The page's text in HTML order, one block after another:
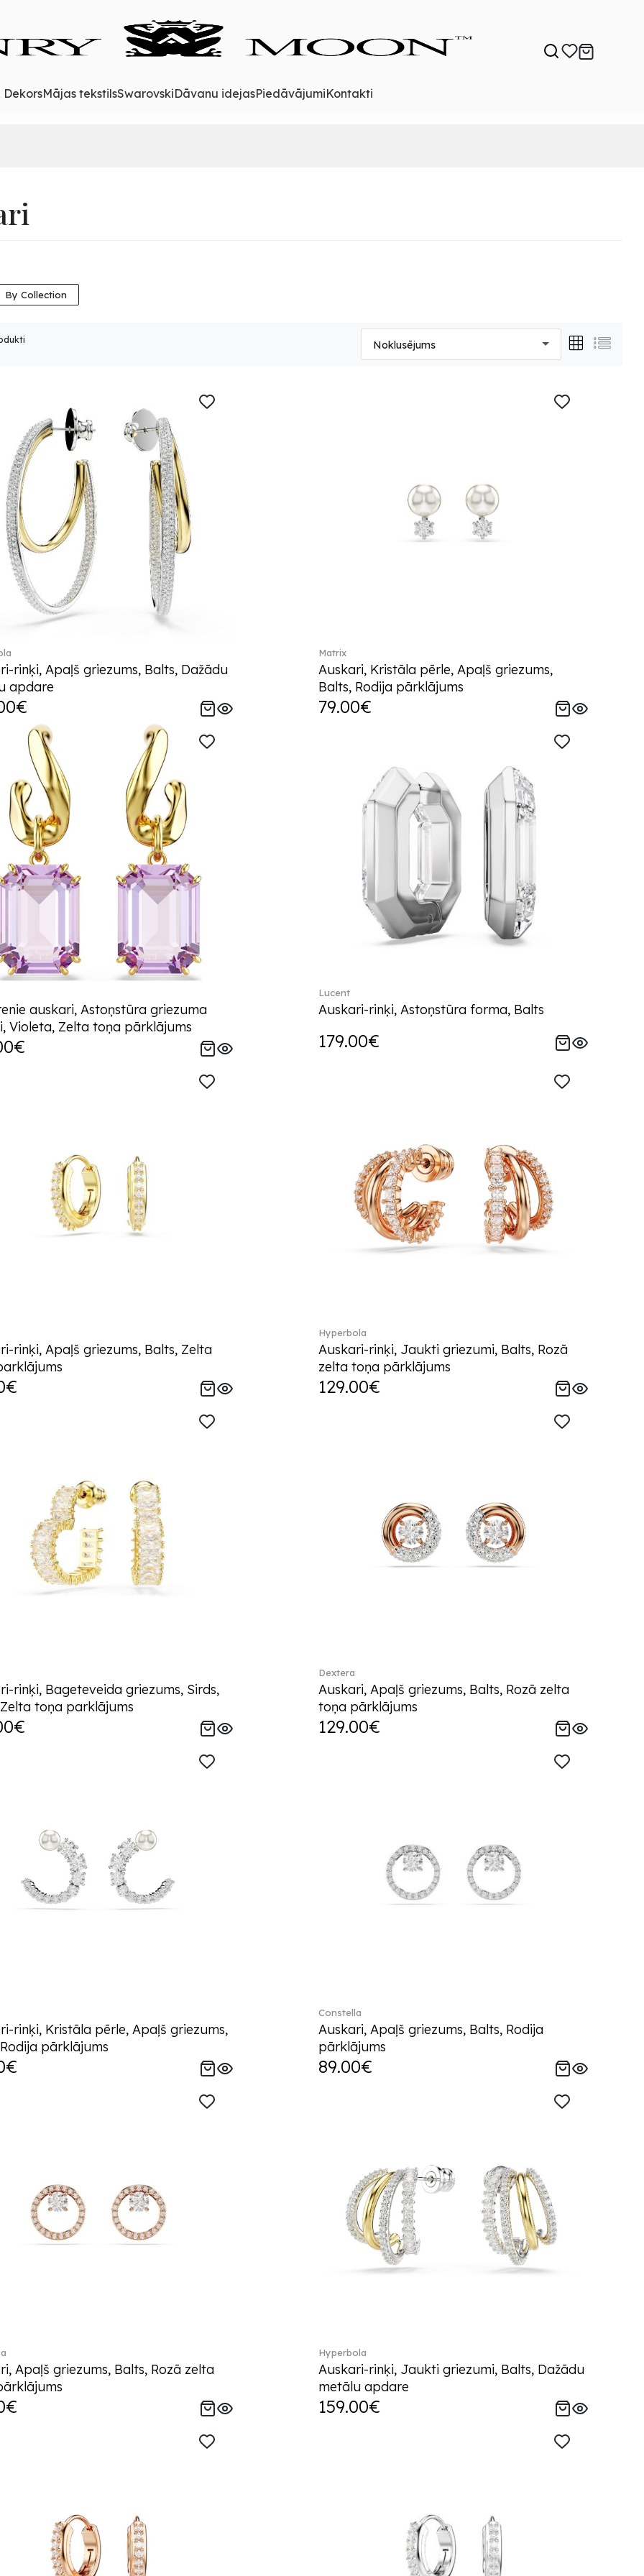
Mājas tekstilsSwarovskiDāvanu idejasPiedāvājumiKontakti
By Collection
rinķi, Apaļš griezums, Balts, Dažādu
apdare
Matrix
Auskari, Kristāla pērle, Apaļš griezums,
Balts, Rodija pārklājums
79.00€
auskari, Astoņstūra griezuma
Violeta, Zelta toņa pārklājums
Lucent
Auskari-rinķi, Astoņstūra forma, Balts
179.00€
rinķi, Apaļš griezums, Balts, Zelta
Hyperbola
Auskari-rinķi, Jaukti griezumi, Balts, Rozā
zelta toņa pārklājums
129.00€
rinķi, Bageteveida griezums, Sirds,
toņa parklājums
Dextera
Auskari, Apaļš griezums, Balts, Rozā zelta
toņa pārklājums
129.00€
rinķi, Kristāla pērle, Apaļš griezums,
pārklājums
Constella
Auskari, Apaļš griezums, Balts, Rodija
pārklājums
89.00€
Apaļš griezums, Balts, Rozā zelta
Hyperbola
Auskari-rinķi, Jaukti griezumi, Balts, Dažādu
metālu apdare
159.00€